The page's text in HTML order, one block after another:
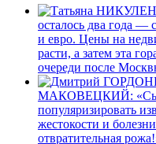
осталось два года —
и евро. Цены на
расти, а затем эта
очереди после
МАКОВЕЦКИЙ:
популяризировать
жестокости и
отвратительная